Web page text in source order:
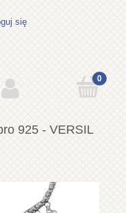
się
925 - VERSIL